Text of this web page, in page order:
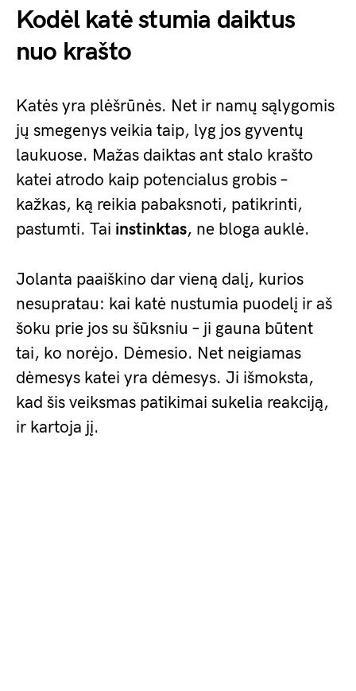
Kodėl katė stumia daiktus
nuo krašto
Katės yra plėšrūnės. Net ir namų sąlygomis
jų smegenys veikia taip, lyg jos gyventų
laukuose. Mažas daiktas ant stalo krašto
katei atrodo kaip potencialus grobis –
kažkas, ką reikia pabaksnoti, patikrinti,
pastumti. Tai instinktas, ne bloga auklė.
Jolanta paaiškino dar vieną dalį, kurios
nesupratau: kai katė nustumia puodelį ir aš
šoku prie jos su šūksniu – ji gauna būtent
tai, ko norėjo. Dėmesio. Net neigiamas
dėmesys katei yra dėmesys. Ji išmoksta,
kad šis veiksmas patikimai sukelia reakciją,
ir kartoja jį.